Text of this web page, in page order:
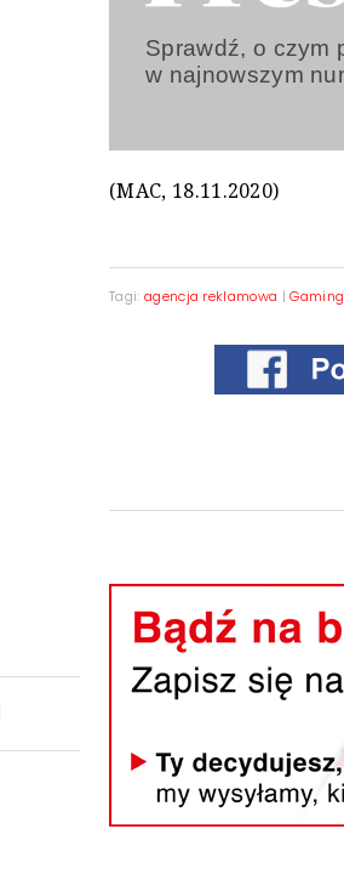
Sprawdź, o czym
w najnowszym
(MAC, 18.11.2020)
Tagi: agencja reklamowa |Gaming